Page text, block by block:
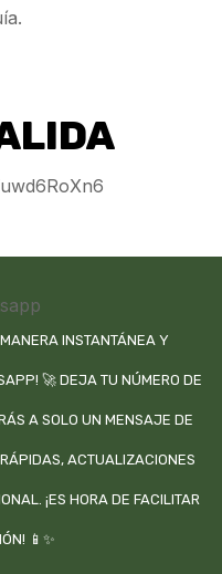
INSTANTÁNEA Y
🚀 DEJA TU NÚMERO DE
A SOLO UN MENSAJE DE
ACTUALIZACIONES
¡ES HORA DE FACILITAR
📱✨